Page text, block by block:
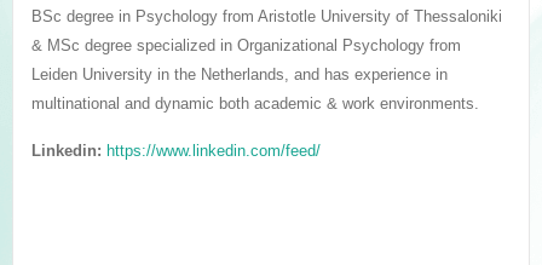
BSc degree in Psychology from Aristotle University of Thessaloniki
& MSc degree specialized in Organizational Psychology from
Leiden University in the Netherlands, and has experience in
multinational and dynamic both academic & work environments.
Linkedin: https://www.linkedin.com/feed/